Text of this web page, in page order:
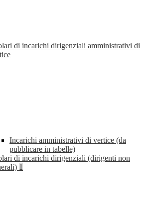
di incarichi dirigenziali amministrativi di
Incarichi amministrativi di vertice (da
pubblicare in tabelle)
di incarichi dirigenziali (dirigenti non
1